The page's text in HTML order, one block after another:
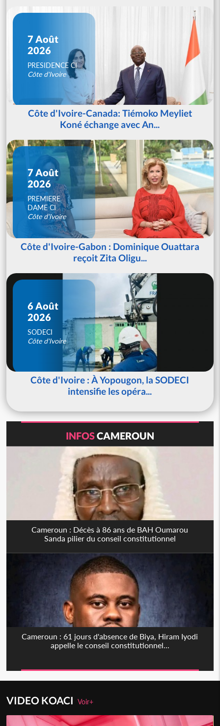
7 Août
2026
PRESIDENCE CI
Côte d'Ivoire
Côte d'Ivoire-Canada: Tiémoko Meyliet
Koné échange avec An...
7 Août
2026
PREMIERE
DAME CI
Côte d'Ivoire
Côte d'Ivoire-Gabon : Dominique Ouattara
reçoit Zita Oligu...
6 Août
2026
SODECI
Côte d'Ivoire
Côte d'Ivoire : À Yopougon, la SODECI
intensifie les opéra...
INFOSCAMEROUN
Cameroun : Décès à 86 ans de BAH Oumarou
Sanda pilier du conseil constitutionnel
Cameroun : 61 jours d'absence de Biya, Hiram Iyodi
appelle le conseil constitutionnel...
VIDEO KOACIVoir+